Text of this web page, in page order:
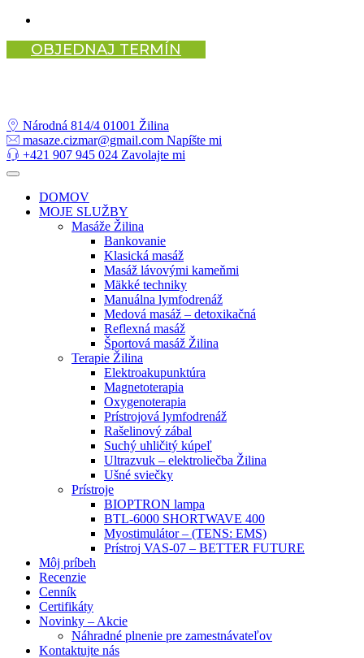
Preskočiť
obsahOBJEDNAJ TERMÍN
Národná 814/4 01001 Žilina
masaze.cizmar@gmail.com Napíšte mi
+421 907 945 024 Zavolajte mi
DOMOV
MOJE SLUŽBY
Masáže Žilina
Bankovanie
Klasická masáž
Masáž lávovými kameňmi
Mäkké techniky
Manuálna lymfodrenáž
Medová masáž – detoxikačná
Reflexná masáž
Športová masáž Žilina
Terapie Žilina
Elektroakupunktúra
Magnetoterapia
Oxygenoterapia
Prístrojová lymfodrenáž
Rašelinový zábal
Suchý uhličitý kúpeľ
Ultrazvuk – elektroliečba Žilina
Ušné sviečky
Prístroje
BIOPTRON lampa
BTL-6000 SHORTWAVE 400
Myostimulátor – (TENS: EMS)
Prístroj VAS-07 – BETTER FUTURE
Môj príbeh
Recenzie
Cenník
Certifikáty
Novinky – Akcie
Náhradné plnenie pre zamestnávateľov
Kontaktujte nás